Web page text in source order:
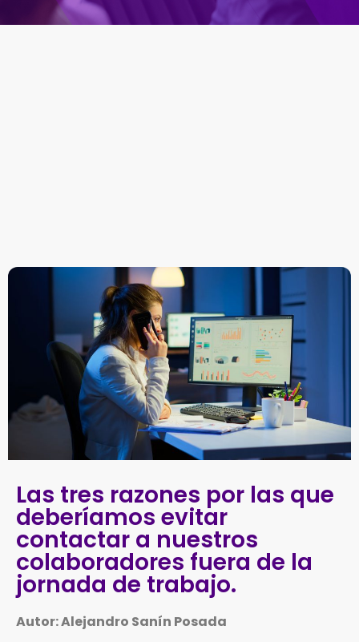
Las tres razones por las que
deberíamos evitar
contactar a nuestros
colaboradores fuera de la
jornada de trabajo.
Autor: Alejandro Sanín Posada